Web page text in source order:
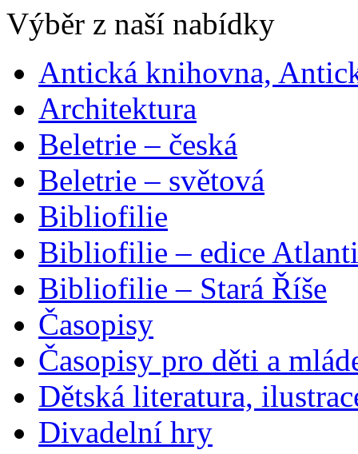
Výběr z naší nabídky
Antická knihovna,
Architektura
Beletrie – česká
Beletrie – světová
Bibliofilie
Bibliofilie – edice
Bibliofilie – Stará Říše
Časopisy
Časopisy pro děti a
Dětská literatura,
Divadelní hry